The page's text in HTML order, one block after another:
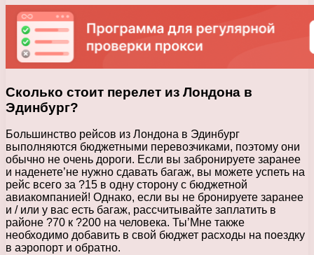
Сколько стоит перелет из Лондона в
Эдинбург?
Большинство рейсов из Лондона в Эдинбург
выполняются бюджетными перевозчиками, поэтому они
обычно не очень дороги. Если вы забронируете заранее
и наденете’не нужно сдавать багаж, вы можете успеть на
рейс всего за ?15 в одну сторону с бюджетной
авиакомпанией! Однако, если вы не бронируете заранее
и / или у вас есть багаж, рассчитывайте заплатить в
районе ?70 к ?200 на человека. Ты’Мне также
необходимо добавить в свой бюджет расходы на поездку
в аэропорт и обратно.